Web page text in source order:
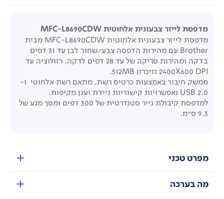
מדפסת לייזר צבעונית אלחוטית MFC-L8690CDW
מדפסת לייזר צבעונית אלחוטית MFC-L8690CDW מבית
Brother עם מהירות הדפסה צבע/שחור לבן עד 31 דפים
בדקה ומהירות סריקה של עד 28 דפים לדקה, רזולוציה עד
2400X600 DPI וזיכרון 512MB.
ממשק חיבור באמצעות כרטיס רשת, מתאם רשת אלחוטי ו-
USB 2.0 ואפשרויות
קישוריות ניידת וענן מקיפות.
למדפסת קיבולת נייר סטנדרטית של 300 דפים ומסך מגע של
9.3 ס"מ.
מפרט טכני
מה בערכה